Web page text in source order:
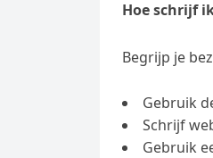
Hoe schrijf
Begrijp je
Gebruik
Schrijf
Gebruik